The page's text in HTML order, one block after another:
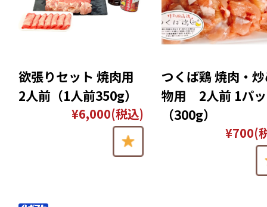
欲張りセット 焼肉用
2人前（1人前350g）
¥6,000(税込)
つくば鶏 焼肉・
物用 2人前 1パ
（300g）
¥700(